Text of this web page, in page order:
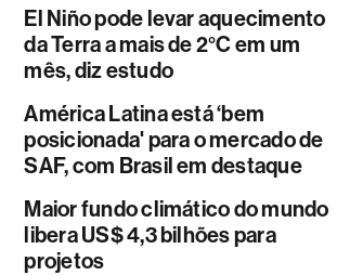
El Niño pode levar aquecimento
da Terra a mais de 2°C em um
mês, diz estudo
América Latina está ‘bem
posicionada' para o mercado de
SAF, com Brasil em destaque
Maior fundo climático do mundo
libera US$ 4,3 bilhões para
projetos